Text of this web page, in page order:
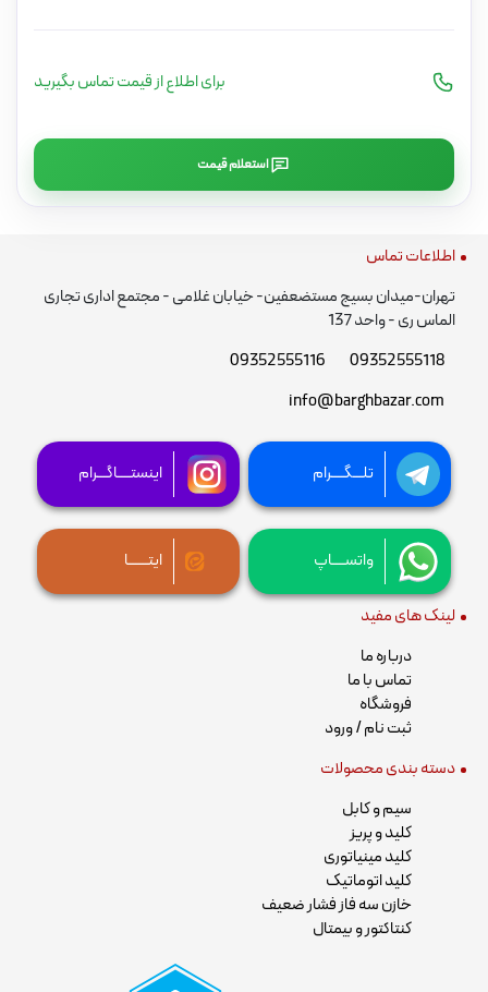
برای اطلاع از قیمت تماس بگیرید
استعلام قیمت
اطلاعات تماس
تهران-میدان بسیج مستضعفین- خیابان غلامی - مجتمع اداری تجاری
الماس ری - واحد 137
09352555118
09352555116
info@barghbazar.com
تلـــگــــرام اینستــــاگـــرام
واتســــاپ ایتــــــا
لینک های مفید
درباره ما
تماس با ما
فروشگاه
ثبت نام / ورود
دسته بندی محصولات
سیم و کابل
کلید و پریز
کلید مینیاتوری
کلید اتوماتیک
خازن سه فاز فشار ضعیف
کنتاکتور و بیمتال